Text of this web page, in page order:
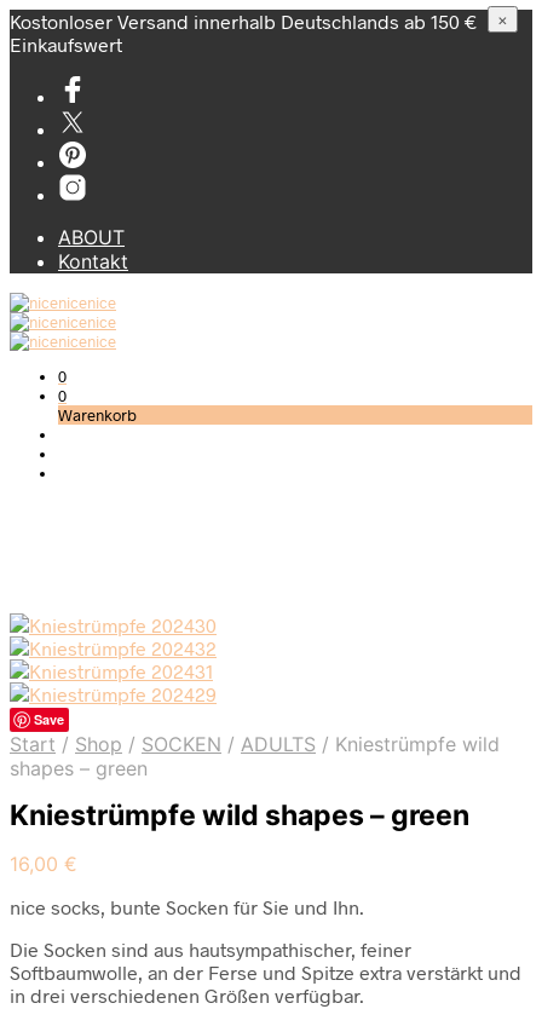
Kostonloser Versand innerhalb Deutschlands ab 150 €
Einkaufswert
ABOUT
Kontakt
0
0
Warenkorb
Save
Start / Shop / SOCKEN / ADULTS / Kniestrümpfe wild
shapes – green
Kniestrümpfe wild shapes – green
16,00 €
nice socks, bunte Socken für Sie und Ihn.
Die Socken sind aus hautsympathischer, feiner
Softbaumwolle, an der Ferse und Spitze extra verstärkt und
in drei verschiedenen Größen verfügbar.
×